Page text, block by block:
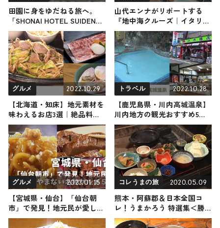
田園に身をゆだねる旅へ。
「SHONAI HOTEL SUIDEN
TERRASSE」で過ごす、山
形・庄内の1泊2日
山代エンナがリポートする
『地中海クルーズ｜イタリ
ア・ジェノヴァ』の旅！おす
すめ観光スポットやグルメを
紹介 2026年5月30日放送
グルメ 2022.10.29
【北海道・知床】地元素材を
味わえるお店3選｜絶品料理
をたのしめるメニューをご紹
介
トラベル 2022.10.28
【鹿児島県・川内高城温泉】
川内地方の観光おすすめ5選
｜鶴の渡来地と特産品館、温
泉旅館をご紹介
グルメ 2023.01.15
【宮城県・仙台】「仙台朝
市」で発見！地元民が愛して
やまない名物グルメ５選
コレうまの旅 2020.05.09
熊本・阿蘇郡＆日本全国コ
レ！うまかろう 特選集＜勝
俣州和 編＞